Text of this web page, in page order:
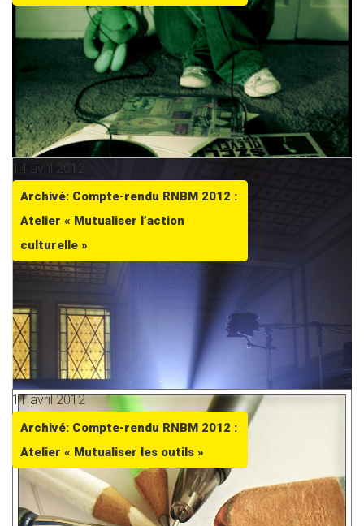
14 avril 2012
Archivé: Compte-rendu RNBM 2012 :
Atelier « Mutualiser l’action
culturelle »
11 avril 2012
Archivé: Compte-rendu RNBM 2012 :
Atelier « Mutualiser les outils »